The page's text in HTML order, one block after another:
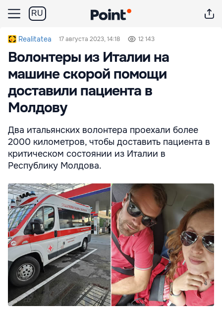
RU
Realitatea 17 августа 2023, 14:18 12 143
Волонтеры из Италии на
машине скорой помощи
доставили пациента в
Молдову
Два итальянских волонтера проехали более
2000 километров, чтобы доставить пациента в
критическом состоянии из Италии в
Республику Молдова.